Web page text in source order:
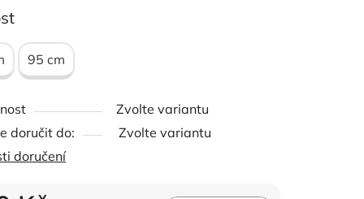
95 cm
Zvolte variantu
doručit do:
Zvolte variantu
doručení